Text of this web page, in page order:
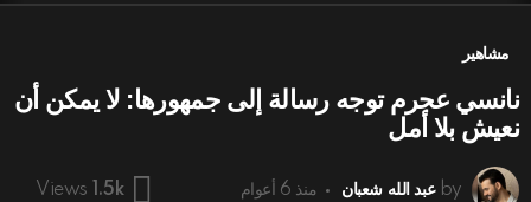
مشاهير
نانسي عجرم توجه رسالة إلى جمهورها: لا يمكن أن
نعيش بلا أمل
by عبد الله شعبان منذ 6 أعوام 1.5k
Views